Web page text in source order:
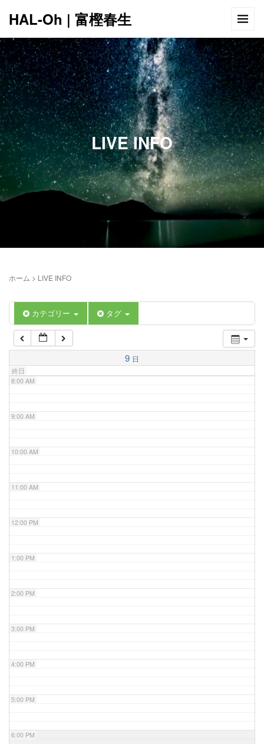
HAL-Oh | 富樫春生
LIVE INFO
ホーム > LIVE INFO
カテゴリー タグ
9 日
終日
12:00 AM
1:00 AM
2:00 AM
5:00 AM
6:00 AM
7:00 AM
8:00 AM
9:00 AM
10:00 AM
11:00 AM
12:00 PM
1:00 PM
2:00 PM
3:00 PM
4:00 PM
5:00 PM
6:00 PM